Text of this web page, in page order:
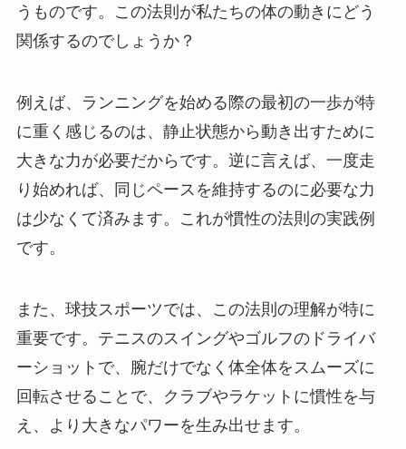
うものです。この法則が私たちの体の動きにどう
関係するのでしょうか？
例えば、ランニングを始める際の最初の一歩が特
に重く感じるのは、静止状態から動き出すために
大きな力が必要だからです。逆に言えば、一度走
り始めれば、同じペースを維持するのに必要な力
は少なくて済みます。これが慣性の法則の実践例
です。
また、球技スポーツでは、この法則の理解が特に
重要です。テニスのスイングやゴルフのドライバ
ーショットで、腕だけでなく体全体をスムーズに
回転させることで、クラブやラケットに慣性を与
え、より大きなパワーを生み出せます。